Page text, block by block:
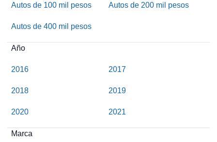
Autos de 100 mil pesos Autos de 200 mil pesos
Autos de 400 mil pesos
Año
2016 2017
2018 2019
2020 2021
Marca